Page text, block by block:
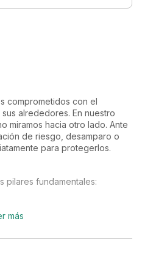
comprometidos con el
alrededores. En nuestro
miramos hacia otro lado. Ante
de riesgo, desamparo o
para protegerlos.
pilares fundamentales:
y Retorno): Controlamos
más